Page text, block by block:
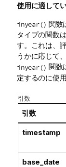
使用に適して
inyear() 関数
タイプの関数は
す。これは、
うかに応じて
inyear() 関数
定するのに使
引数
引数
timestamp
base_date